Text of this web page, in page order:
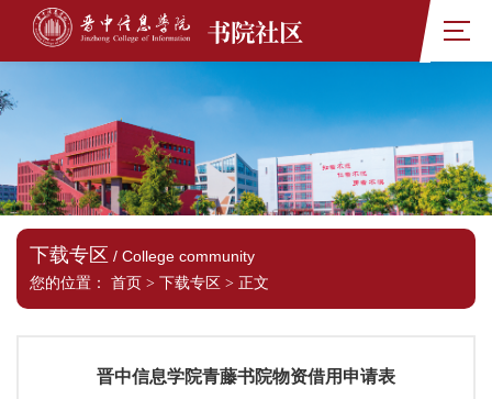
书院社区
下载专区 / College community
您的位置：
首页 > 下载专区 > 正文
晋中信息学院青藤书院物资借用申请表